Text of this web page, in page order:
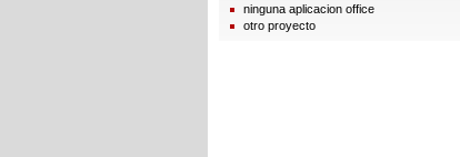
ninguna aplicacion office
otro proyecto